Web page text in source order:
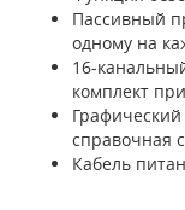
Пассивный
одному на
16-
комплект
справочная
Кабель